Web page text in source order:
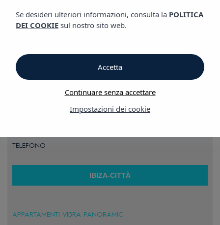
VIBRA HOTELS
CATEGORIA
TELEFONO
IBIZA-CITTÀ
APPARTAMENTI VIBRA PANORAMIC
Se desideri ulteriori informazioni, consulta la POLITICA
DEI COOKIE sul nostro sito web.
Impostazioni dei cookie
Continuare senza accettare
Accetta